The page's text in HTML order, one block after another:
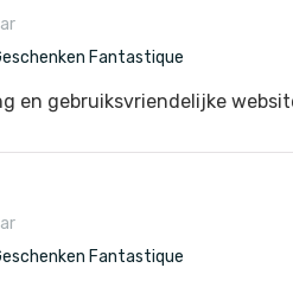
Fantastique
en gebruiksvriendelijke
Fantastique